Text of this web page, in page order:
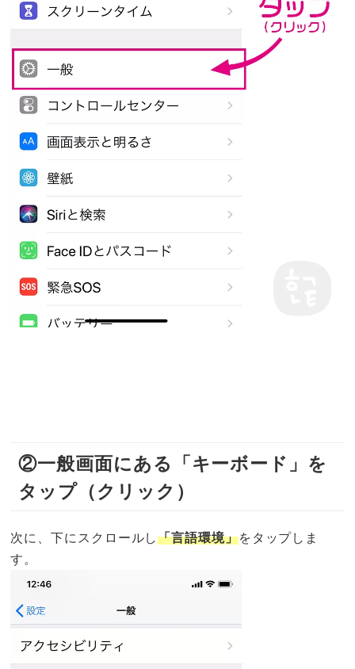
②一般画面にある「キーボード」を
タップ（クリック）
次に、下にスクロールし「言語環境」をタップしま
す。